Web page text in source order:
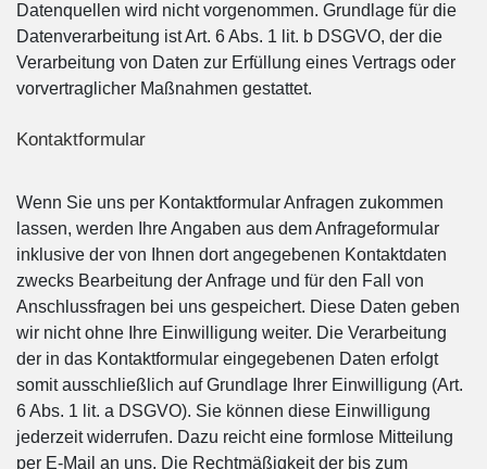
Datenquellen wird nicht vorgenommen. Grundlage für die
Datenverarbeitung ist Art. 6 Abs. 1 lit. b DSGVO, der die
Verarbeitung von Daten zur Erfüllung eines Vertrags oder
vorvertraglicher Maßnahmen gestattet.
Kontaktformular
Wenn Sie uns per Kontaktformular Anfragen zukommen
lassen, werden Ihre Angaben aus dem Anfrageformular
inklusive der von Ihnen dort angegebenen Kontaktdaten
zwecks Bearbeitung der Anfrage und für den Fall von
Anschlussfragen bei uns gespeichert. Diese Daten geben
wir nicht ohne Ihre Einwilligung weiter. Die Verarbeitung
der in das Kontaktformular eingegebenen Daten erfolgt
somit ausschließlich auf Grundlage Ihrer Einwilligung (Art.
6 Abs. 1 lit. a DSGVO). Sie können diese Einwilligung
jederzeit widerrufen. Dazu reicht eine formlose Mitteilung
per E-Mail an uns. Die Rechtmäßigkeit der bis zum